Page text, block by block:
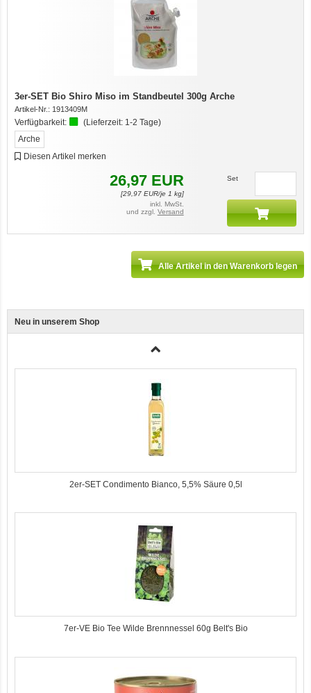
Neu in unserem Shop
12er-VE Ente, Reis und Karotten 400 g BioPur Bio Hundefutter
Ente, Reis und Karotten 400g BioPur Bio Hundefutter
2er-SET Condimento Bianco, 5,5% Säure 0,5l
7er-VE Bio Tee Wilde Brennnessel 60g Belt's Bio
3er-SET Bio Shiro Miso im Standbeutel 300g Arche
Artikel-Nr.: 1913409M
Verfügbarkeit: (Lieferzeit: 1-2 Tage)
Arche
Diesen Artikel merken
26,97 EUR
[29,97EUR/je 1 kg]
inkl. MwSt.
und zzgl. Versand
Set
Alle Artikel in den Warenkorb legen